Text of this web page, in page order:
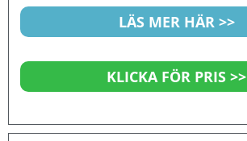
5
LÄS MER HÄR >>
KLICKA FÖR PRIS >>